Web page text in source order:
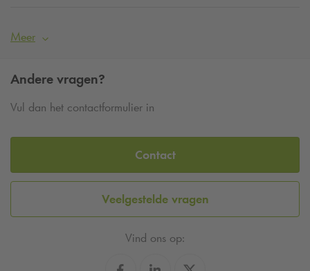
Meer
Andere vragen?
Vul dan het contactformulier in
Contact
Veelgestelde vragen
Vind ons op: